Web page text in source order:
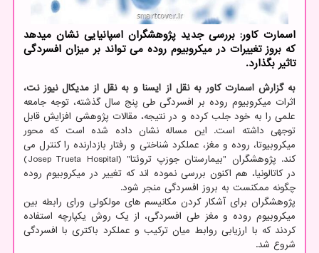
اسمارت کاور: بررسی جدید پژوهشگران اسپانیایی نشان میدهد
که بروز تغییرات در میکروبیوم روده می تواند بر میزان افسردگی
تاثیر بگذارد.
به گزارش اسمارت کاور به نقل از ایسنا و به نقل از مدیکال نیوز نت،
اثرات میکروبیوم روده بر افسردگی طی پنج سال گذشته، توجه جامعه
علمی را به خود جلب کرده و در نتیجه، مقالات پژوهشی افزایش قابل
توجهی داشته است. این مساله نشان داده شده است که محور
میکروبیوتا، روده و مغز، عملکرد شناختی و رفتار بازدارنده را کنترل می
کند. پژوهشگران "بیمارستان جوزپ تروئتا" (Josep Trueta Hospital)
در کاتالونیا، هم اکنون بررسی نموده اند که تغییر در میکروبیوم روده
چگونه ممکنست به بروز افسردگی منجر شود.
پژوهشگران برای آشکار کردن مکانیسم های مولکولی ورای رابطه بین
میکروبیوم روده و مغز طی افسردگی، از یک روش یکپارچه استفاده
کردند که با ارزیابی روابط میان ترکیب و عملکرد باکتری با افسردگی
شروع شد.